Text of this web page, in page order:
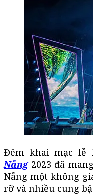
Đêm khai mạc
Nẵng2023 đã
Nẵng một không
rỡ và nhiều cung